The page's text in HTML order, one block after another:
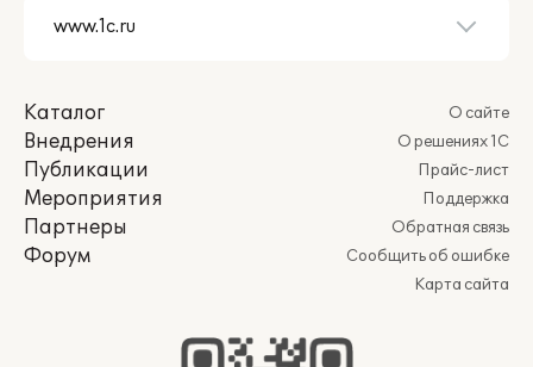
Каталог
Внедрения
Публикации
Мероприятия
Партнеры
Форум
О сайте
О решениях 1С
Прайс-лист
Поддержка
Обратная связь
Сообщить об ошибке
Карта сайта